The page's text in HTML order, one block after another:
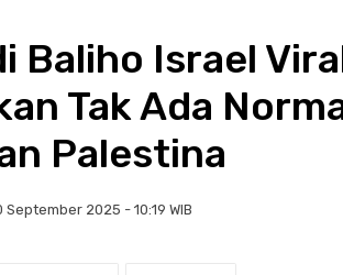
Baliho Israel
Tak Ada
Palestina
September 2025 - 10:19 WIB